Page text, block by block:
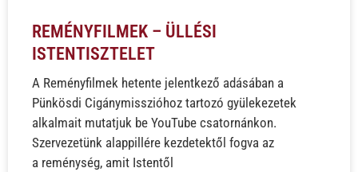
REMÉNYFILMEK – ÜLLÉSI
ISTENTISZTELET
A Reményfilmek hetente jelentkező adásában a
Pünkösdi Cigánymisszióhoz tartozó gyülekezetek
alkalmait mutatjuk be YouTube csatornánkon.
Szervezetünk alappillére kezdetektől fogva az
a reménység, amit Istentől